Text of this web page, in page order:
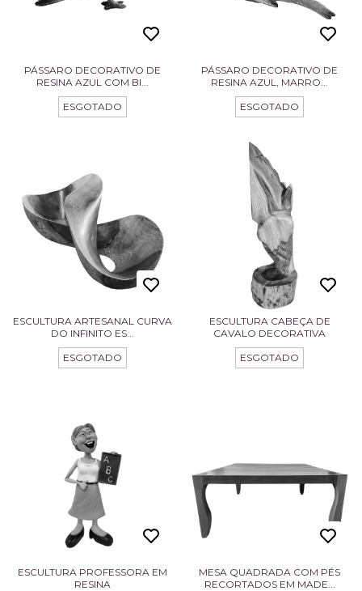
PÁSSARO DECORATIVO DE
RESINA AZUL COM BI...
ESGOTADO
PÁSSARO DECORATIVO DE
RESINA AZUL, MARRO...
ESGOTADO
ESCULTURA ARTESANAL CURVA
DO INFINITO ES...
ESGOTADO
ESCULTURA CABEÇA DE
CAVALO DECORATIVA
ESGOTADO
ESCULTURA PROFESSORA EM
RESINA
MESA QUADRADA COM PÉS
RECORTADOS EM MADE...